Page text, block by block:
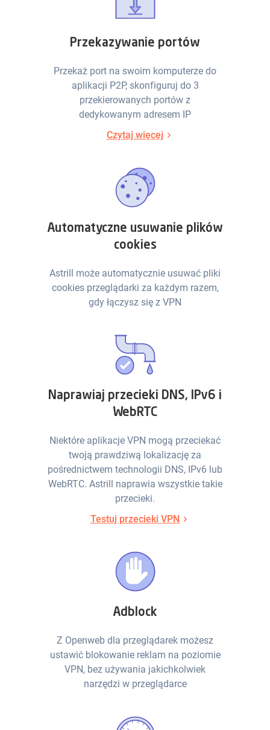
Przekazywanie portów
Przekaż port na swoim komputerze do
aplikacji P2P, skonfiguruj do 3
przekierowanych portów z
dedykowanym adresem IP
Czytaj więcej
Automatyczne usuwanie plików
cookies
Astrill może automatycznie usuwać pliki
cookies przeglądarki za każdym razem,
gdy łączysz się z VPN
Naprawiaj przecieki DNS, IPv6 i
WebRTC
Niektóre aplikacje VPN mogą przeciekać
twoją prawdziwą lokalizację za
pośrednictwem technologii DNS, IPv6 lub
WebRTC. Astrill naprawia wszystkie takie
przecieki.
Testuj przecieki VPN
Adblock
Z Openweb dla przeglądarek możesz
ustawić blokowanie reklam na poziomie
VPN, bez używania jakichkolwiek
narzędzi w przeglądarce